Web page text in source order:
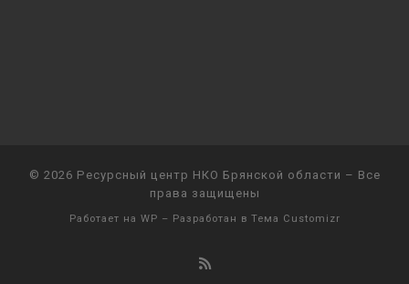
© 2026 Ресурсный центр НКО Брянской области – Все
права защищены
Работает на WP – Разработан в Тема Customizr